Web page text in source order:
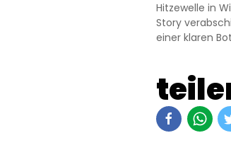
Hitzewelle in
Story
einer klaren